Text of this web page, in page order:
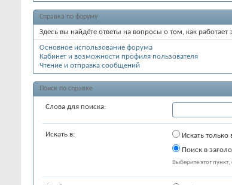
Справка по форуму
Здесь вы найдёте ответы на вопросы о том, как
Основное использование форума
Кабинет и возможности профиля пользователя
Чтение и отправка сообщений
Поиск по справке
Слова для поиска:
Искать в:
Искать только
Поиск в
Выберите этот пункт,